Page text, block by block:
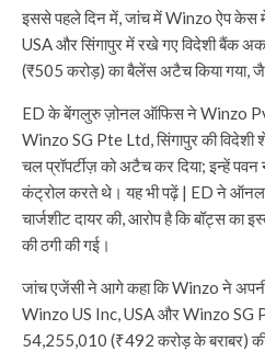
इससे पहले दिन में, जांच में Winzo ऐप केस
USA और सिंगापुर में रखे गए विदेशी बैंक
(₹505 करोड़) का बैलेंस अटैच किया गया,
ED के बेंगलुरु ज़ोनल ऑफिस ने Winzo
Winzo SG Pte Ltd, सिंगापुर की विदेशी
चल प्रॉपर्टीज़ को अटैच कर दिया; इन्हें पवन
कंट्रोल करते थे। यह भी पढ़ें | ED ने
चार्जशीट दायर की, आरोप है कि बॉट्स का
की ठगी की गई।
जांच एजेंसी ने आगे कहा कि Winzo ने अपनी
Winzo US Inc, USA और Winzo SG
54,255,010 (₹492 करोड़ के बराबर)